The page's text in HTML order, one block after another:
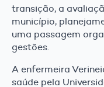
transição, a
município,
uma passagem
gestões.
A enfermeira
saúde pela